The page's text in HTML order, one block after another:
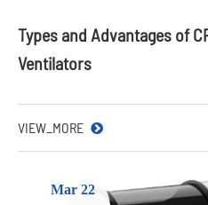
Types and Advantages of
Ventilators
VIEW_MORE
Mar 22